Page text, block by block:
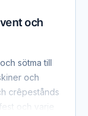
och
sötma till
och
crêpestånds
och varje